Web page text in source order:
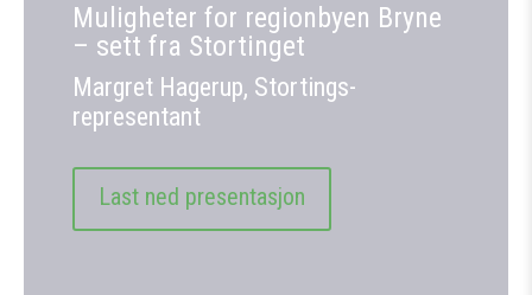
Muligheter for regionbyen Bryne
– sett fra Stortinget
Margret Hagerup, Stortings-
representant
Last ned presentasjon